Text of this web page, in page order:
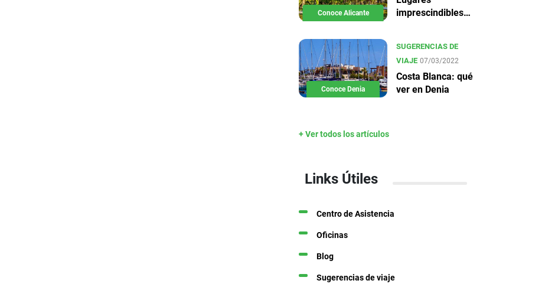
Conoce Alicante
imprescindibles
Conoce Denia
SUGERENCIAS DE
VIAJE 07/03/2022
Costa Blanca: qué
ver en Denia
+ Ver todos los artículos
Links Útiles
Centro de Asistencia
Oficinas
Blog
Sugerencias de viaje